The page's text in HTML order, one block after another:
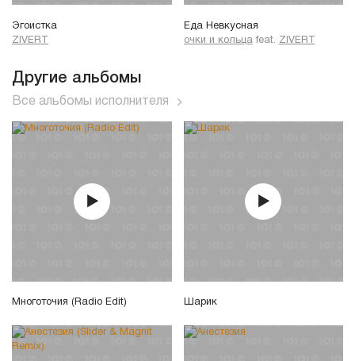
Эгоистка
ZIVERT
Еда Невкусная
очки и кольца feat. ZIVERT
Другие альбомы
Все альбомы исполнителя
Многоточия (Radio Edit) Шарик